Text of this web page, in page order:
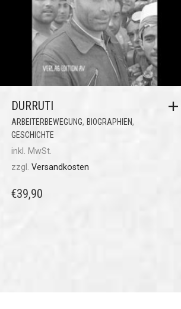
DURRUTI
ARBEITERBEWEGUNG, BIOGRAPHIEN,
GESCHICHTE
inkl. MwSt.
zzgl. Versandkosten
€39,90